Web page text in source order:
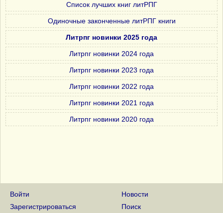
Список лучших книг литРПГ
Одиночные законченные литРПГ книги
Литрпг новинки 2025 года
Литрпг новинки 2024 года
Литрпг новинки 2023 года
Литрпг новинки 2022 года
Литрпг новинки 2021 года
Литрпг новинки 2020 года
Войти
Зарегистрироваться
Новости
Поиск